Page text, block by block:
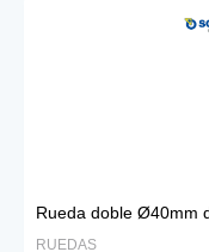
Rueda doble Ø40mm
RUEDAS